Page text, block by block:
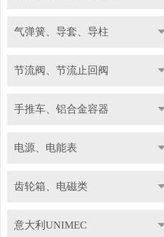
气弹簧、导套、导柱
节流阀、节流止回阀
手推车、铝合金容器
电源、电能表
齿轮箱、电磁类
意大利UNIMEC